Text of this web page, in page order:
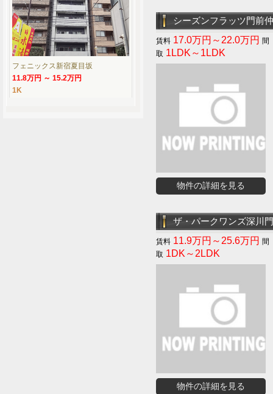
シーズンフラッツ門前
17.0万円～22.0万円
1LDK～1LDK
物件の詳細を見る
ザ・パークワンズ深川
11.9万円～25.6万円
1DK～2LDK
物件の詳細を見る
フェニックス新宿夏目坂
11.8万円 ～ 15.2万円
1K